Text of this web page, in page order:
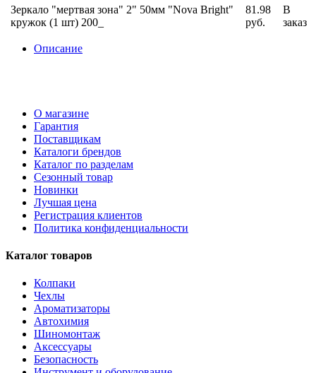
Зеркало "мертвая зона" 2" 50мм "Nova Bright"
кружок (1 шт) 200_
81.98
руб.
В
заказ
Описание
О магазине
Гарантия
Поставщикам
Каталоги брендов
Каталог по разделам
Сезонный товар
Новинки
Лучшая цена
Регистрация клиентов
Политика конфиденциальности
Каталог товаров
Колпаки
Чехлы
Ароматизаторы
Автохимия
Шиномонтаж
Аксессуары
Безопасность